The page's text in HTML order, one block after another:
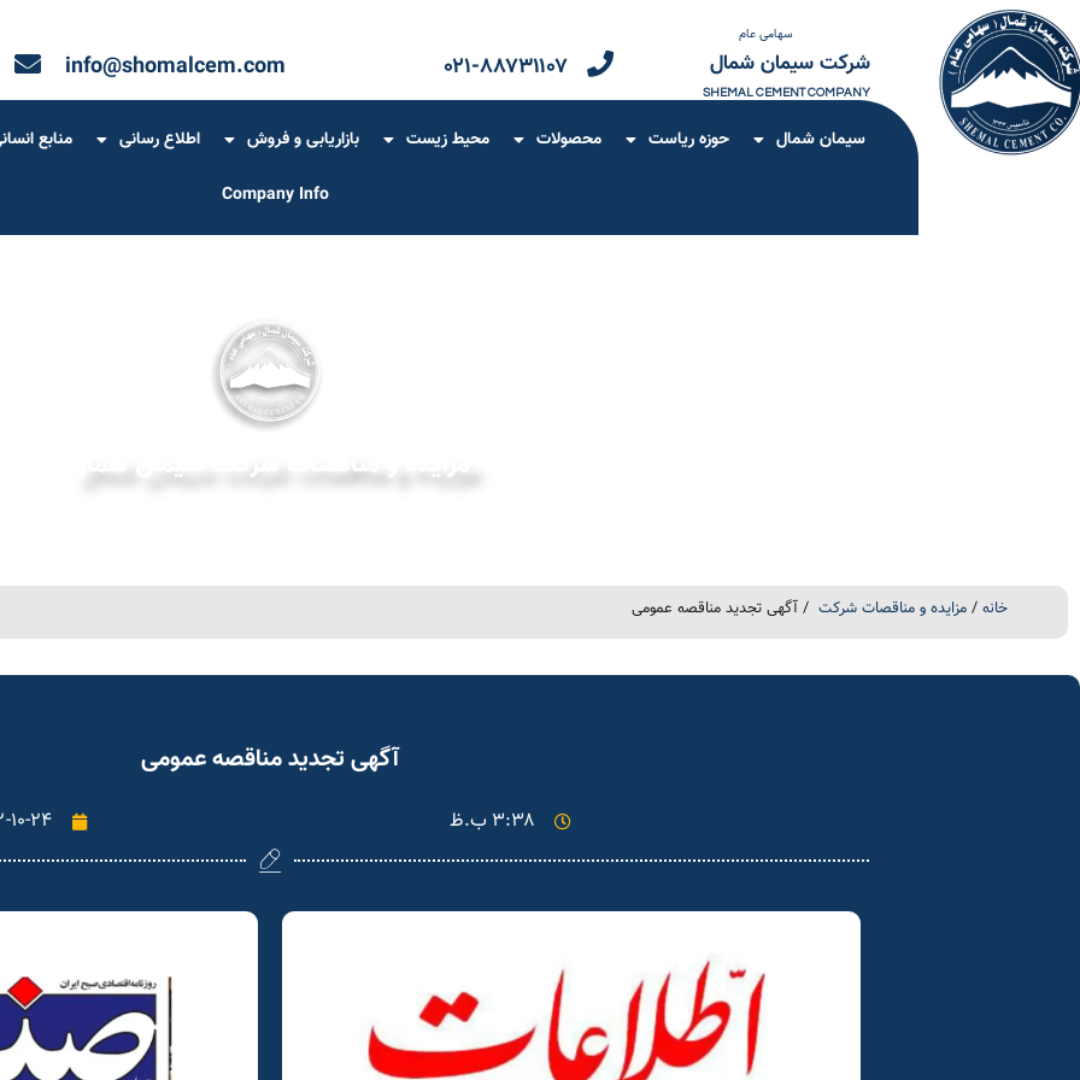
سهامی عام
شرکت سیمان شمال
SHEMAL CEMENT COMPANY
۰۲۱-۸۸۷۳۱۱۰۷ info@shomalcem.com
سیمان شمال حوزه ریاست محصولات محیط زیست بازاریابی و فروش اطلاع رسانی منابع
Company Info
مزایده و مناقصات شرکت سیمان شمال
خانه / مزایده و مناقصات شرکت / آگهی تجدید مناقصه عمومی
آگهی تجدید مناقصه عمومی
۳:۳۸ ب.ظ ۱۴۰۲-